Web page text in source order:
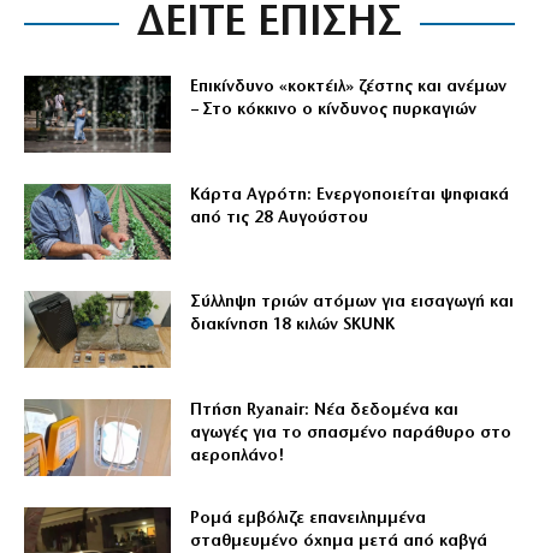
ΔΕΙΤΕ ΕΠΙΣΗΣ
Επικίνδυνο «κοκτέιλ» ζέστης και ανέμων
– Στο κόκκινο ο κίνδυνος πυρκαγιών
Κάρτα Αγρότη: Ενεργοποιείται ψηφιακά
από τις 28 Αυγούστου
Σύλληψη τριών ατόμων για εισαγωγή και
διακίνηση 18 κιλών SKUNK
Πτήση Ryanair: Νέα δεδομένα και
αγωγές για το σπασμένο παράθυρο στο
αεροπλάνο!
Ρομά εμβόλιζε επανειλημμένα
σταθμευμένο όχημα μετά από καβγά